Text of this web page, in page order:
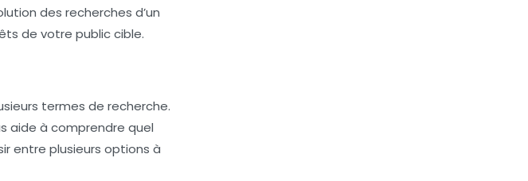
des recherches d’un
de votre public cible.
termes de recherche.
aide à comprendre quel
entre plusieurs options à